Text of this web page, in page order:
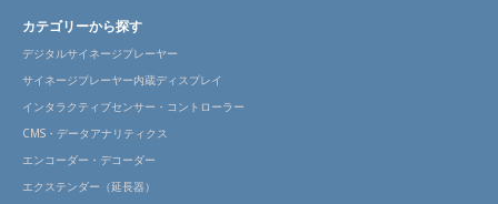
カテゴリーから探す
デジタルサイネージプレーヤー
サイネージプレーヤー内蔵ディスプレイ
インタラクティブセンサー・コントローラー
CMS・データアナリティクス
エンコーダー・デコーダー
エクステンダー（延長器）